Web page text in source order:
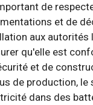
de
et de
aux autorités
qu'elle est
et de
de production, le
dans des